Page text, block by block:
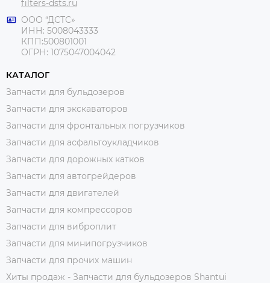
filters-dsts.ru
ООО “ДСТС»
ИНН: 5008043333
КПП:500801001
ОГРН: 1075047004042
КАТАЛОГ
Запчасти для бульдозеров
Запчасти для экскаваторов
Запчасти для фронтальных погрузчиков
Запчасти для асфальтоукладчиков
Запчасти для дорожных катков
Запчасти для автогрейдеров
Запчасти для двигателей
Запчасти для компрессоров
Запчасти для виброплит
Запчасти для минипогрузчиков
Запчасти для прочих машин
Хиты продаж - Запчасти для бульдозеров Shantui